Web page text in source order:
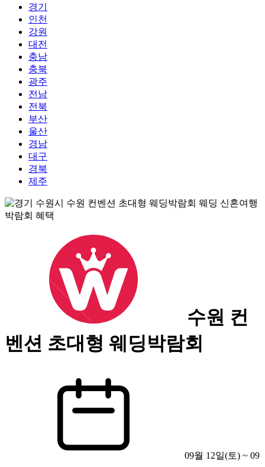
경기
인천
강원
대전
충남
충북
광주
전남
전북
부산
울산
경남
대구
경북
제주
수원 컨
벤션 초대형 웨딩박람회
09월 12일(토) ~ 09